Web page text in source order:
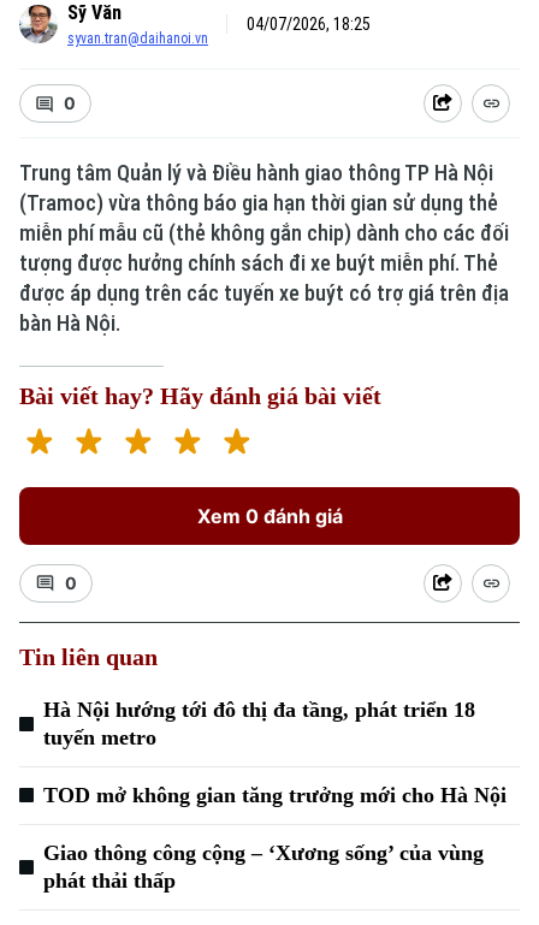
Xu hướng
Sỹ Văn
syvan.tran@daihanoi.vn
04/07/2026, 18:25
0
Trung tâm Quản lý và Điều hành giao thông TP Hà Nội
(Tramoc) vừa thông báo gia hạn thời gian sử dụng thẻ
miễn phí mẫu cũ (thẻ không gắn chip) dành cho các đối
tượng được hưởng chính sách đi xe buýt miễn phí. Thẻ
được áp dụng trên các tuyến xe buýt có trợ giá trên địa
bàn Hà Nội.
Bài viết hay? Hãy đánh giá bài viết
Xem 0 đánh giá
0
Tin liên quan
Hà Nội hướng tới đô thị đa tầng, phát triển 18
tuyến metro
TOD mở không gian tăng trưởng mới cho Hà Nội
Giao thông công cộng – ‘Xương sống’ của vùng
phát thải thấp